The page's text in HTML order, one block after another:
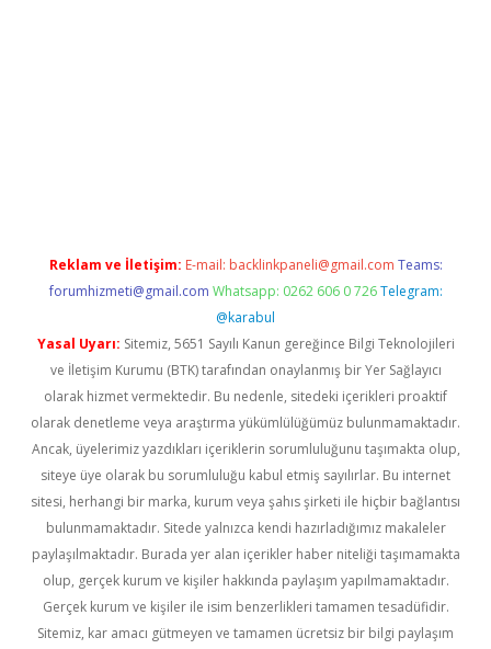
Reklam ve İletişim: E-mail: backlinkpaneli@gmail.com Teams:
forumhizmeti@gmail.com Whatsapp: 0262 606 0 726 Telegram:
@karabul
Yasal Uyarı: Sitemiz, 5651 Sayılı Kanun gereğince Bilgi Teknolojileri
ve İletişim Kurumu (BTK) tarafından onaylanmış bir Yer Sağlayıcı
olarak hizmet vermektedir. Bu nedenle, sitedeki içerikleri proaktif
olarak denetleme veya araştırma yükümlülüğümüz bulunmamaktadır.
Ancak, üyelerimiz yazdıkları içeriklerin sorumluluğunu taşımakta olup,
siteye üye olarak bu sorumluluğu kabul etmiş sayılırlar. Bu internet
sitesi, herhangi bir marka, kurum veya şahıs şirketi ile hiçbir bağlantısı
bulunmamaktadır. Sitede yalnızca kendi hazırladığımız makaleler
paylaşılmaktadır. Burada yer alan içerikler haber niteliği taşımamakta
olup, gerçek kurum ve kişiler hakkında paylaşım yapılmamaktadır.
Gerçek kurum ve kişiler ile isim benzerlikleri tamamen tesadüfidir.
Sitemiz, kar amacı gütmeyen ve tamamen ücretsiz bir bilgi paylaşım